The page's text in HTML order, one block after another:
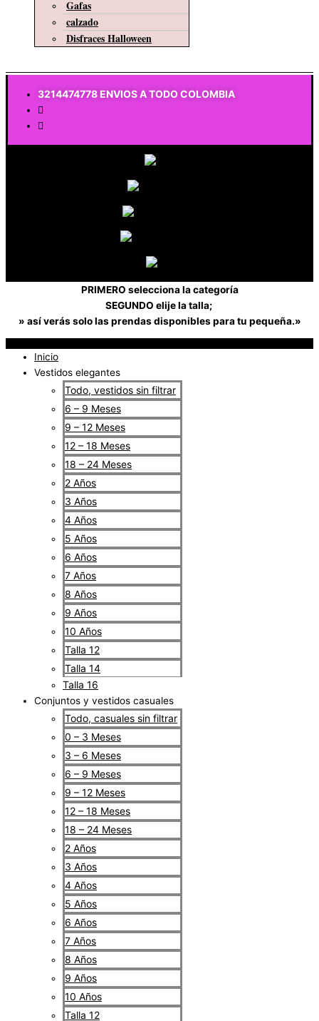
Gafas
calzado
Disfraces Halloween
3214474778 ENVIOS A TODO COLOMBIA
PRIMERO selecciona la categoría
SEGUNDO elije la talla;
» así verás solo las prendas disponibles para tu pequeña.»
Inicio
Vestidos elegantes
Todo, vestidos sin filtrar
6 – 9 Meses
9 – 12 Meses
12 – 18 Meses
18 – 24 Meses
2 Años
3 Años
4 Años
5 Años
6 Años
7 Años
8 Años
9 Años
10 Años
Talla 12
Talla 14
Talla 16
Conjuntos y vestidos casuales
Todo, casuales sin filtrar
0 – 3 Meses
3 – 6 Meses
6 – 9 Meses
9 – 12 Meses
12 – 18 Meses
18 – 24 Meses
2 Años
3 Años
4 Años
5 Años
6 Años
7 Años
8 Años
9 Años
10 Años
Talla 12